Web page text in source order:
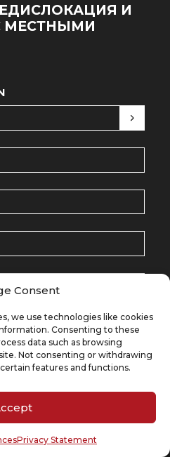
Consent
we use technologies like cookies
Consenting to these
data such as browsing
Not consenting or withdrawing
features and functions.
Privacy Statement
И
МЕСТНЫМИ
(Обязательно)